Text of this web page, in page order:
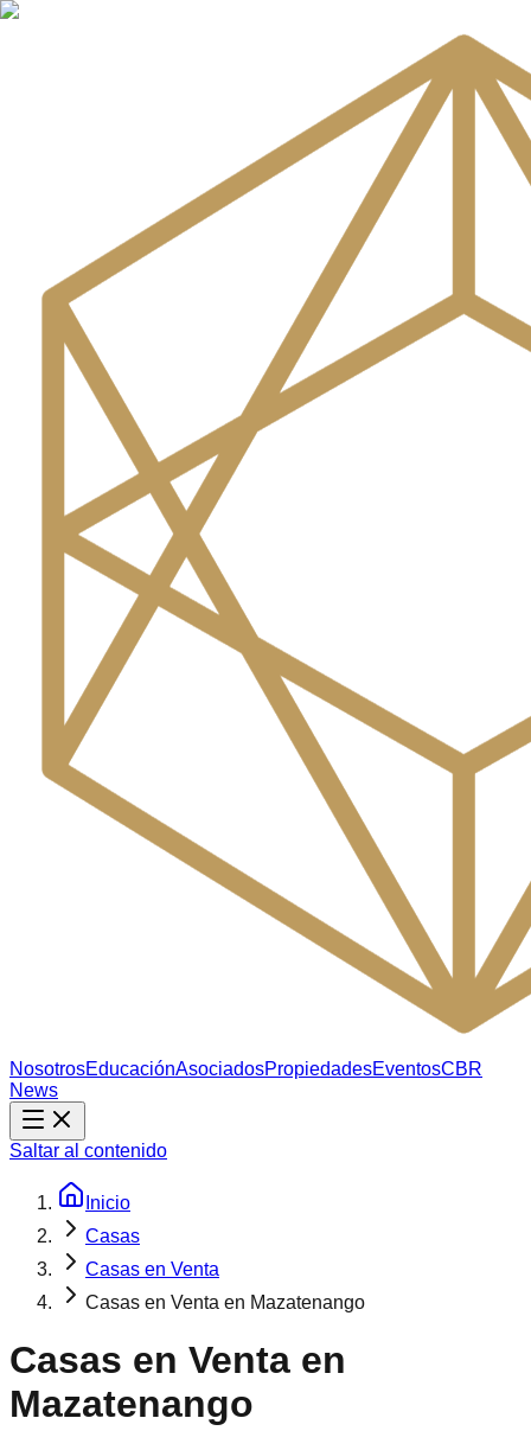
NosotrosEducaciónAsociadosPropiedadesEventosCBR
News
Saltar al contenido
Inicio
Casas
Casas en Venta
Casas en Venta en Mazatenango
Casas en Venta en
Mazatenango